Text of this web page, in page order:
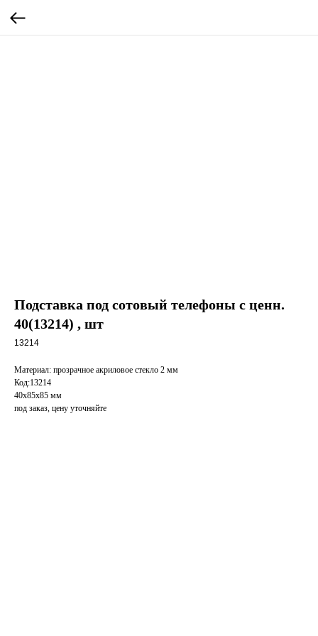
Подставка под сотовый телефоны с ценн.
40(13214) , шт
13214
Материал: прозрачное акриловое стекло 2 мм
Код:13214
40х85х85 мм
под заказ, цену уточняйте